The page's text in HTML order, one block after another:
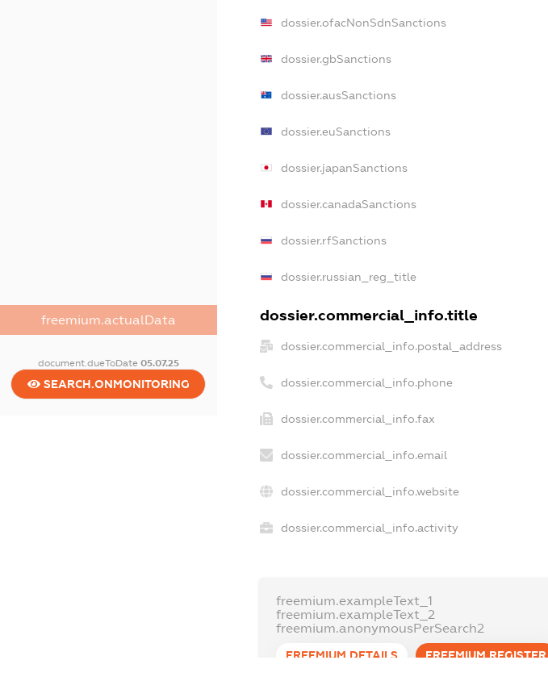
freemium.actualData
document.dueToDate 05.07.25
SEARCH.ONMONITORING
dossier.ofacNonSdnSanctions
dossier.gbSanctions
dossier.ausSanctions
dossier.euSanctions
dossier.japanSanctions
dossier.canadaSanctions
dossier.rfSanctions
dossier.russian_reg_title
dossier.commercial_info.title
dossier.commercial_info.postal_address
dossier.commercial_info.phone
dossier.commercial_info.fax
dossier.commercial_info.email
dossier.commercial_info.website
dossier.commercial_info.activity
freemium.exampleText_1
freemium.exampleText_2
freemium.anonymousPerSearch2
FREEMIUM.DETAILS FREEMIUM.REGISTER